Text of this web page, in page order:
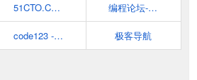
51CTO.COM - 技术成就梦想 - 中国领先的IT技术网站 编程论坛-学习软件程序开发设计网站编程语言的程序员网站
code123 - 程序员上网导航 极客导航